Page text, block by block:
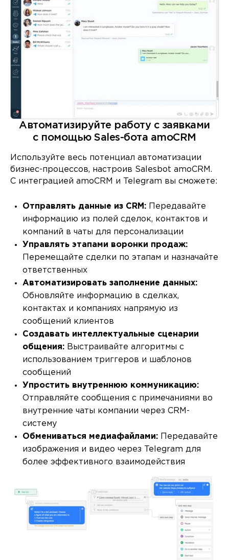
Автоматизируйте работу с заявками
с помощью Sales-бота amoCRM
Используйте весь потенциал автоматизации
бизнес-процессов, настроив Salesbot amoCRM.
С интеграцией amoCRM и Telegram вы сможете:
Отправлять данные из CRM: Передавайте
информацию из полей сделок, контактов и
компаний в чаты для персонализации
Управлять этапами воронки продаж:
Перемещайте сделки по этапам и назначайте
ответственных
Автоматизировать заполнение данных:
Обновляйте информацию в сделках,
контактах и компаниях напрямую из
сообщений клиентов
Создавать интеллектуальные сценарии
общения: Выстраивайте алгоритмы с
использованием триггеров и шаблонов
сообщений
Упростить внутреннюю коммуникацию:
Отправляйте сообщения с примечаниями во
внутренние чаты компании через CRM-
систему
Обмениваться медиафайлами: Передавайте
изображения и видео через Telegram для
более эффективного взаимодействия